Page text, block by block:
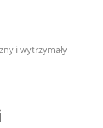
i wytrzymały